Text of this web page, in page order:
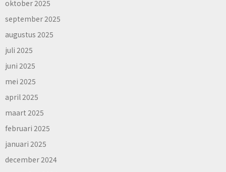
oktober 2025
september 2025
augustus 2025
juli 2025
juni 2025
mei 2025
april 2025
maart 2025
februari 2025
januari 2025
december 2024